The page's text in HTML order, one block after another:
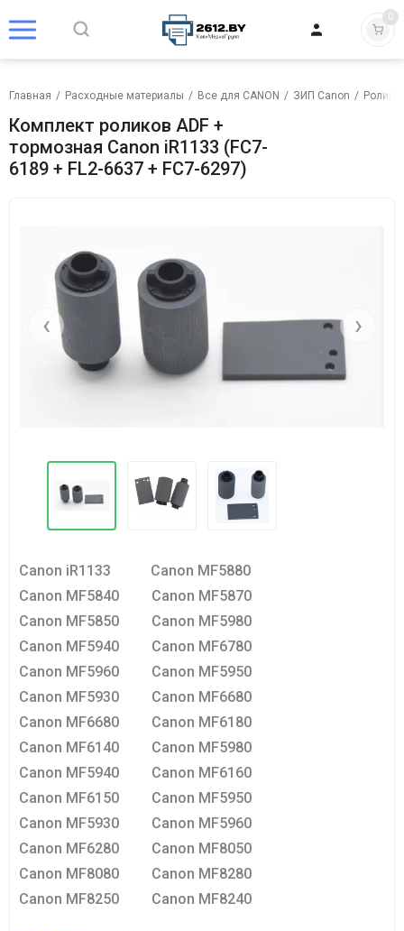
0
Главная / Расходные материалы / Все для CANON / ЗИП Canon / Ролик
Комплект роликов ADF +
тормозная Canon iR1133 (FC7-
6189 + FL2-6637 + FC7-6297)
‹ ›
Canon iR1133 Canon MF5880
Canon MF5840 Canon MF5870
Canon MF5850 Canon MF5980
Canon MF5940 Canon MF6780
Canon MF5960 Canon MF5950
Canon MF5930 Canon MF6680
Canon MF6680 Canon MF6180
Canon MF6140 Canon MF5980
Canon MF5940 Canon MF6160
Canon MF6150 Canon MF5950
Canon MF5930 Canon MF5960
Canon MF6280 Canon MF8050
Canon MF8080 Canon MF8280
Canon MF8250 Canon MF8240